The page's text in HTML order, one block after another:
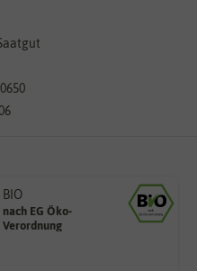
BIO
nach EG Öko-
Verordnung
den Richtlinien der biologischen
Landwirtschaft arbeiten.